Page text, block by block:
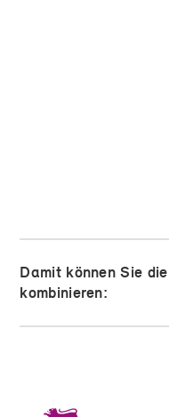
Damit können Sie
kombinieren: